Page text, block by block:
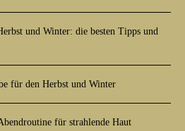
und Winter: die besten Tipps und
für den Herbst und Winter
für strahlende Haut